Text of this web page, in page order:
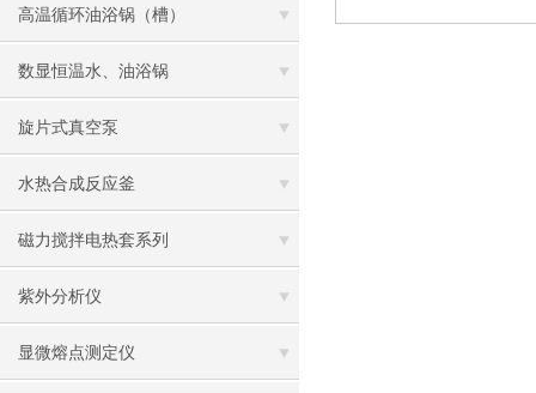
高温循环油浴锅（槽）
数显恒温水、油浴锅
旋片式真空泵
水热合成反应釜
磁力搅拌电热套系列
紫外分析仪
显微熔点测定仪